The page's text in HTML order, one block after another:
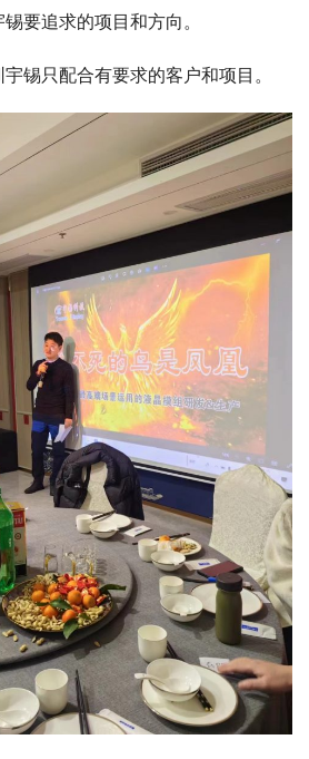
要追求的项目和方向。
锡只配合有要求的客户和项目。